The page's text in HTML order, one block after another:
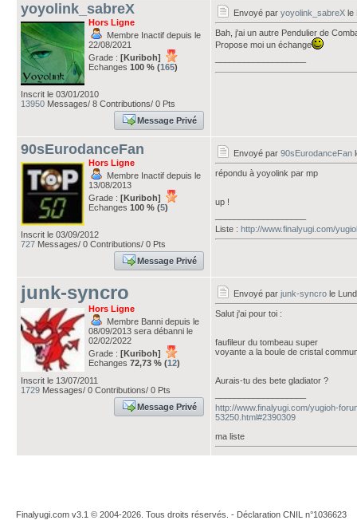
yoyolink_sabreX
Hors Ligne
Membre Inactif depuis le
22/08/2021
Grade : [Kuriboh]
Echanges 100 % (165)
Inscrit le 03/01/2010
13950 Messages/ 8 Contributions/ 0 Pts
Message Privé
Envoyé par yoyolink_sabreX le
Bah, j'ai un autre Pendulier de
Propose moi un échange
90sEurodanceFan
Hors Ligne
Membre Inactif depuis le
13/08/2013
Grade : [Kuriboh]
Echanges 100 % (5)
Inscrit le 03/09/2012
727 Messages/ 0 Contributions/ 0 Pts
Message Privé
Envoyé par 90sEurodanceFan
répondu à yoyolink par mp
up !
Liste : http://www.finalyugi.com/
junk-syncro
Hors Ligne
Membre Banni depuis le
08/09/2013 sera débanni le
02/02/2022
Grade : [Kuriboh]
Echanges 72,73 % (12)
Inscrit le 13/07/2011
1729 Messages/ 0 Contributions/ 0 Pts
Message Privé
Envoyé par junk-syncro le
Salut j'ai pour toi :
faufileur du tombeau super
voyante a la boule de cristal
Aurais-tu des bete gladiator ?
http://www.finalyugi.com/yugioh-
53250.html#2390309
ma liste
Finalyugi.com v3.1 © 2004-2026. Tous droits réservés. - Déclaration CNIL n°1036623